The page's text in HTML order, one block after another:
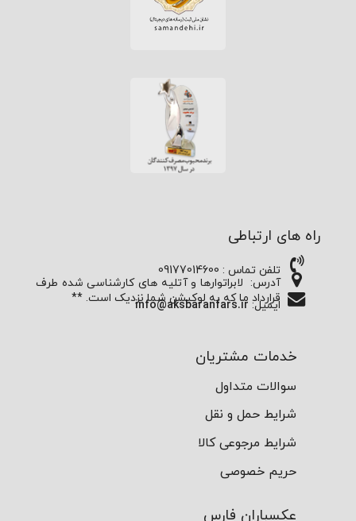
راه های ارتباطی
تلفن تماس : 09177014600
آدرس: لابراتوارها و آتلیه های کارشناسی شده طرف
قرارداد ما که به لوکیشن شما نزدیک است. **
ایمیل: info@aksbaranfars.ir
خدمات مشتریان
سوالات متداول
شرایط حمل و نقل
شرایط مرجوعی کالا
حریم خصوصی
عکسباران فارس